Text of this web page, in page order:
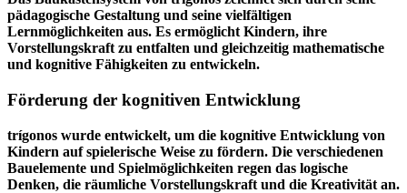
pädagogische Gestaltung und seine vielfältigen
Lernmöglichkeiten aus. Es ermöglicht Kindern, ihre
Vorstellungskraft zu entfalten und gleichzeitig mathematische
und kognitive Fähigkeiten zu entwickeln.
Förderung der kognitiven Entwicklung
trígonos wurde entwickelt, um die kognitive Entwicklung von
Kindern auf spielerische Weise zu fördern. Die verschiedenen
Bauelemente und Spielmöglichkeiten regen das logische
Denken, die räumliche Vorstellungskraft und die Kreativität an.